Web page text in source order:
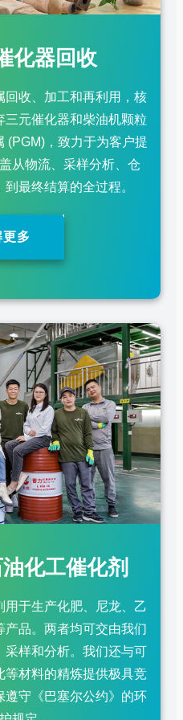
化器回收
回收、加工和再利用，核
三元催化器和柴油机颗粒
(PGM)，致力于为客户提
从物流、采样分析、仓
最终结算的全过程。
更多
化工催化剂
用于生产化肥、尼龙、乙
产品。两者均可交由我们
采样和分析。我们还与可
等材料的精炼提供极具竞
遵守《巴塞尔公约》的环